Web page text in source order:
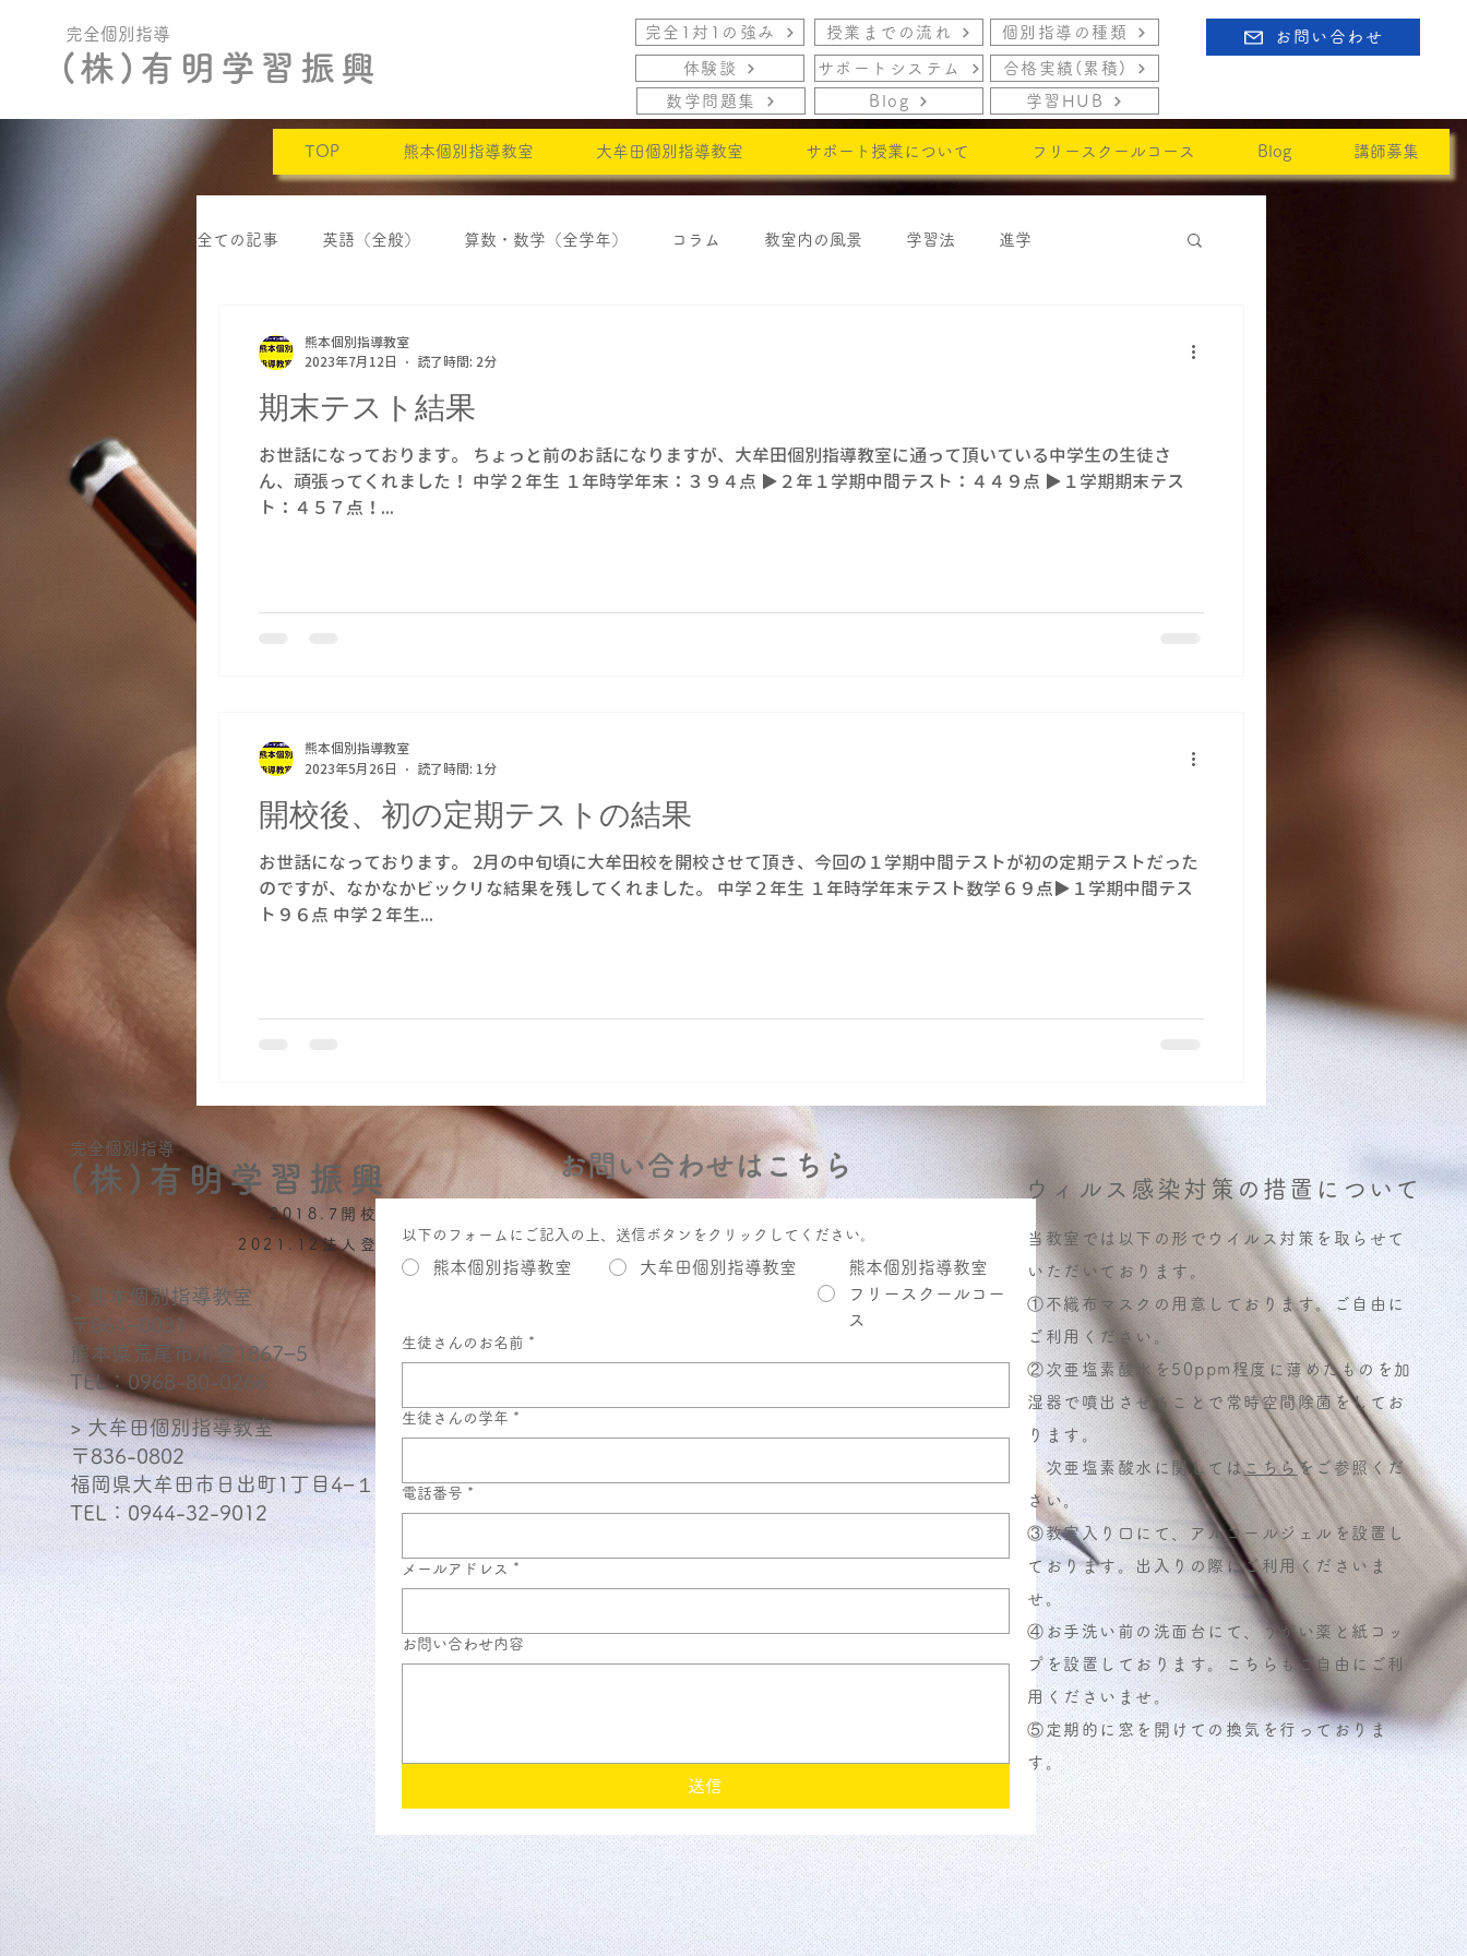
完全個別指導
(株)有明学習振興
完全1対1の強み 授業までの流れ 個別指導の種類
体験談
数学問題集
サポートシステム
合格実績(累積)
Blog
学習HUB
お問い合わせ
TOP 熊本個別指導教室 大牟田個別指導教室 サポート授業について フリースクールコース Blog 講師募集
全ての記事 英語（全般） 算数・数学（全学年） コラム 教室内の風景 学習法 進学
期末テスト結果
お世話になっております。 ちょっと前のお話になりますが、大牟田個別指導教室に通って頂いている中学生の生徒さ
ん、頑張ってくれました！ 中学２年生 １年時学年末：３９４点 ▶２年１学期中間テスト：４４９点 ▶１学期期末テス
ト：４５７点！...
熊本個別指導教室
2023年7月12日
読了時間: 2分
開校後、初の定期テストの結果
お世話になっております。 2月の中旬頃に大牟田校を開校させて頂き、今回の１学期中間テストが初の定期テストだった
のですが、なかなかビックリな結果を残してくれました。 中学２年生 １年時学年末テスト数学６９点▶１学期中間テス
ト９６点 中学２年生...
熊本個別指導教室
2023年5月26日
読了時間: 1分
完全個別指導
(株)有明学習振興
2018.7開校
2021.12法人登記
> 熊本個別指導教室
〒864−0031
熊本県荒尾市川登1867−5
TEL：0968-80-0266
> 大牟田個別指導教室
〒836-0802
福岡県大牟田市日出町1丁目4−１
TEL：0944-32-9012
お問い合わせはこちら
以下のフォームにご記入の上、送信ボタンをクリックしてください。
熊本個別指導教室 大牟田個別指導教室
熊本個別指導教室
フリースクールコー
ス
生徒さんのお名前 *
生徒さんの学年 *
電話番号 *
メールアドレス *
お問い合わせ内容
送信
ウィルス感染対策の措置について
当教室では以下の形でウイルス対策を取らせて
いただいております。
①不織布マスクの用意しております。ご自由に
ご利用ください。
②次亜塩素酸水を50ppm程度に薄めたものを加
湿器で噴出させることで常時空間除菌をしてお
ります。
次亜塩素酸水に関してはこちらをご参照くだ
さい。
③教室入り口にて、アルコールジェルを設置し
ております。出入りの際にご利用くださいま
せ。
④お手洗い前の洗面台にて、うがい薬と紙コッ
プを設置しております。こちらもご自由にご利
用くださいませ。
​⑤定期的に窓を開けての換気を行っておりま
す。